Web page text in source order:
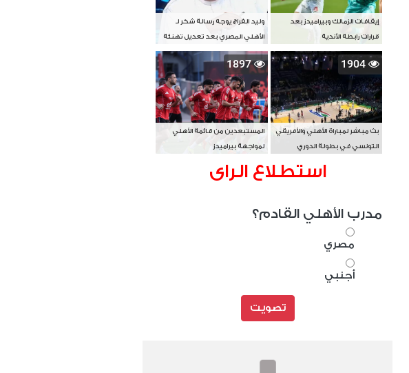
إيقافات الزمالك وبيراميدز بعد
قرارات رابطة الأندية
وليد الفراج يوجه رسالة شكر لـ
الأهلي المصري بعد تعديل تهنئة
بطل آسيا
1904
بث مباشر لمباراة الأهلي والأفريقي
التونسي في بطولة الدوري
1897
المستبعدين من قائمة الأهلي
لمواجهة بيراميدز
استطلاع الراى
مدرب الأهلي القادم؟
مصري
أجنبي
تصويت